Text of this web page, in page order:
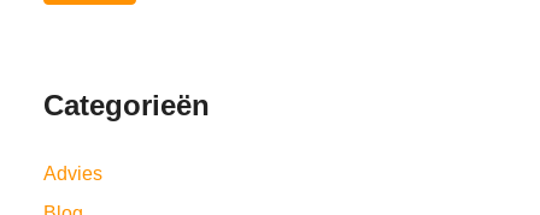
Categorieën
Advies